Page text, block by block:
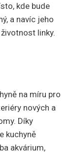
kde bude
a navíc jeho
linky.
na míru pro
nových a
Díky
kuchyně
akvárium,